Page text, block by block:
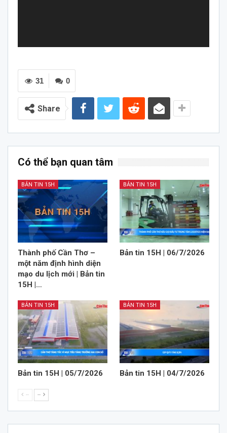
0
31
Share
Có thể bạn quan tâm
BẢN TIN 15H
Thành phố Cần Thơ –
một năm định hình diện
mạo du lịch mới | Bản tin
15H |…
BẢN TIN 15H
Bản tin 15H | 06/7/2026
BẢN TIN 15H
Bản tin 15H | 05/7/2026
BẢN TIN 15H
Bản tin 15H | 04/7/2026
-- --